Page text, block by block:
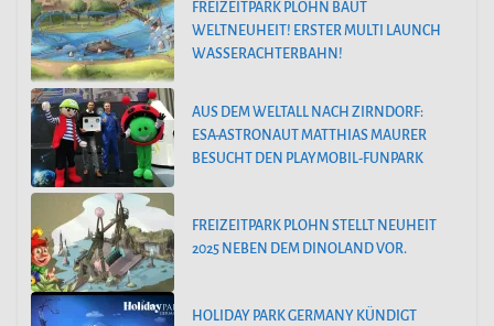
FREIZEITPARK PLOHN BAUT
WELTNEUHEIT! ERSTER MULTI LAUNCH
WASSERACHTERBAHN!
AUS DEM WELTALL NACH ZIRNDORF:
ESA-ASTRONAUT MATTHIAS MAURER
BESUCHT DEN PLAYMOBIL-FUNPARK
FREIZEITPARK PLOHN STELLT NEUHEIT
2025 NEBEN DEM DINOLAND VOR.
HOLIDAY PARK GERMANY KÜNDIGT